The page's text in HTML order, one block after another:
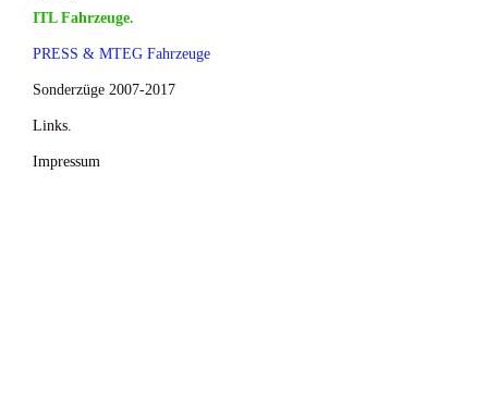
ITL Fahrzeuge.
PRESS & MTEG Fahrzeuge
Sonderzüge 2007-2017
Links.
Impressum